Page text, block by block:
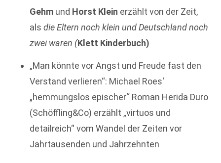
Gehm und Horst Klein erzählt von der Zeit,
als die Eltern noch klein und Deutschland noch
zwei waren (Klett Kinderbuch)
„Man könnte vor Angst und Freude fast den
Verstand verlieren“: Michael Roes‘
„hemmungslos epischer“ Roman Herida Duro
(Schöffling&Co) erzählt „virtuos und
detailreich“ vom Wandel der Zeiten vor
Jahrtausenden und Jahrzehnten